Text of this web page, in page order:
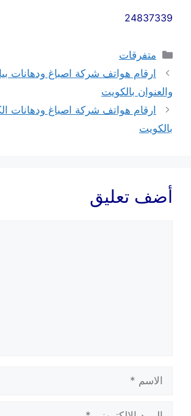
24837339
التصنيفات
متفرقات
ارقام هواتف شركة اصباغ ودهانات
والعنوان بالكويت
ارقام هواتف شركة اصباغ ودهانات
بالكويت
أضف تعليق